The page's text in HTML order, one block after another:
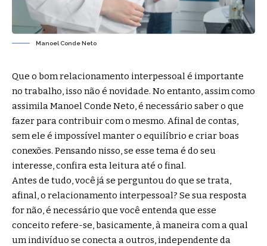
Manoel Conde Neto
Que o bom relacionamento interpessoal é importante
no trabalho, isso não é novidade. No entanto, assim como
assimila Manoel Conde Neto, é necessário saber o que
fazer para contribuir com o mesmo. Afinal de contas,
sem ele é impossível manter o equilíbrio e criar boas
conexões. Pensando nisso, se esse tema é do seu
interesse, confira esta leitura até o final.
Antes de tudo, você já se perguntou do que se trata,
afinal, o relacionamento interpessoal? Se sua resposta
for não, é necessário que você entenda que esse
conceito refere-se, basicamente, à maneira com a qual
um indivíduo se conecta a outros, independente da